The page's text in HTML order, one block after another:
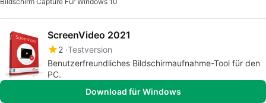
ScreenVideo 2021
2 Testversion
Benutzerfreundliches Bildschirmaufnahme-Tool für den
PC.
Download für Windows